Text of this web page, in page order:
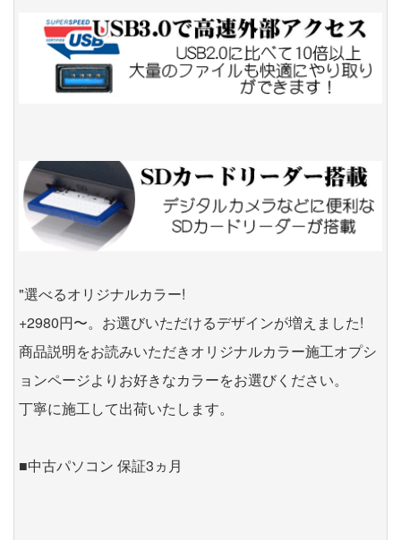
"選べるオリジナルカラー!
+2980円〜。お選びいただけるデザインが増えました!
商品説明をお読みいただきオリジナルカラー施工オプシ
ョンページよりお好きなカラーをお選びください。
丁寧に施工して出荷いたします。
■中古パソコン 保証3ヵ月